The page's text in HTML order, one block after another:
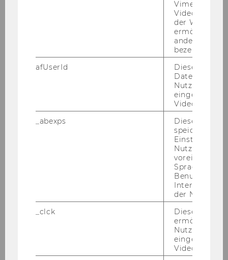
Vimeo-
der WU-
ermöglichen
andere nicht
bezeichnete
afUserId
Dieses
Daten von
Videos
_abexps
Dieses Cookie
speichert
Nutzer*in, zB.
Sprache,
der Nutzer*in
_clck
Dieses Cookie
ermöglicht
Nutzung des
Video Players